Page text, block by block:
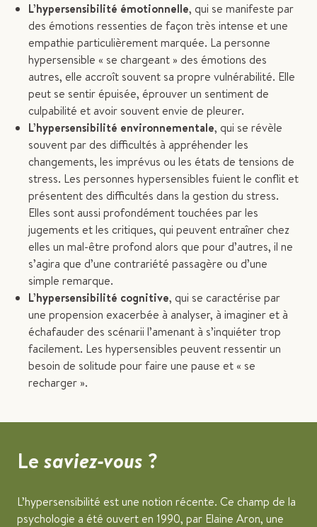
L’hypersensibilité émotionnelle, qui se manifeste par
des émotions ressenties de façon très intense et une
empathie particulièrement marquée. La personne
hypersensible « se chargeant » des émotions des
autres, elle accroît souvent sa propre vulnérabilité. Elle
peut se sentir épuisée, éprouver un sentiment de
culpabilité et avoir souvent envie de pleurer.
L’hypersensibilité environnementale, qui se révèle
souvent par des difficultés à appréhender les
changements, les imprévus ou les états de tensions de
stress. Les personnes hypersensibles fuient le conflit et
présentent des difficultés dans la gestion du stress.
Elles sont aussi profondément touchées par les
jugements et les critiques, qui peuvent entraîner chez
elles un mal-être profond alors que pour d’autres, il ne
s’agira que d’une contrariété passagère ou d’une
simple remarque.
L’hypersensibilité cognitive, qui se caractérise par
une propension exacerbée à analyser, à imaginer et à
échafauder des scénarii l’amenant à s’inquiéter trop
facilement. Les hypersensibles peuvent ressentir un
besoin de solitude pour faire une pause et « se
recharger ».
Lesaviez-vous ?
L’hypersensibilité est une notion récente. Ce champ de la
psychologie a été ouvert en 1990, par Elaine Aron, une